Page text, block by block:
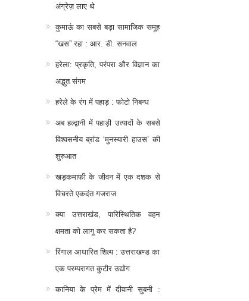
अंग्रेज़ लाए थे
कुमाऊं का सबसे बड़ा सामाजिक समूह
“खस” रहा : आर. डी. सनवाल
हरेला: प्रकृति, परंपरा और विज्ञान का
अद्भुत संगम
हरेले के रंग में पहाड़ : फोटो निबन्ध
अब हल्द्वानी में पहाड़ी उत्पादों के सबसे
विश्वसनीय ब्रांड ‘मुनस्यारी हाउस’ की
शुरुआत
खड़कमाफी के जीवन में एक दशक से
विचरते एकदंत गजराज
क्या उत्तराखंड, पारिस्थितिक वहन
क्षमता को लागू कर सकता है?
रिंगाल आधारित शिल्प : उत्तराखण्ड का
एक परम्परागत कुटीर उद्योग
कानिया के प्रेम में दीवानी सुबनी :